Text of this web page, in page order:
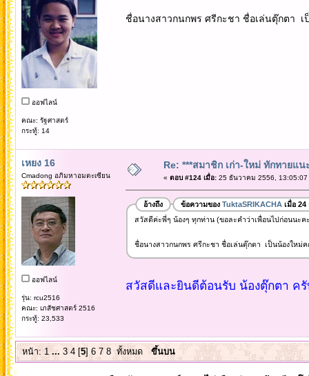
ออฟไลน์
คณะ: รัฐศาสตร์
กระทู้: 14
ชื่อนางสาวกนกพร ศรีกะชา ชื่อเล่นตุ๊กตา
เหยง 16
Cmadong อภิมหาอมตะเซียน
ออฟไลน์
รุ่น: rcu2516
คณะ: เภสัชศาสตร์ 2516
กระทู้: 23,533
Re: ***สมาชิก เก่า-ใหม่ ทักทายแ
« ตอบ #124 เมื่อ:25 ธันวาคม 2556, 13:05:07
อ้างถึง ข้อความของ TuktaSRIKACHAเมื่อ 24
สวัสดีค่ะพี่ๆ น้องๆ ทุกท่าน (ขอละคำว่าเพื่อนไปก่อนนะค
ชื่อนางสาวกนกพร ศรีกะชา ชื่อเล่นตุ๊กตา เป็นน้องใหม่
สวัสดีและยินดีต้อนรับ น้องตุ๊กตา ค
หน้า:1 ... 3 4[5] 6 7 8 ทั้งหมด ขึ้นบน